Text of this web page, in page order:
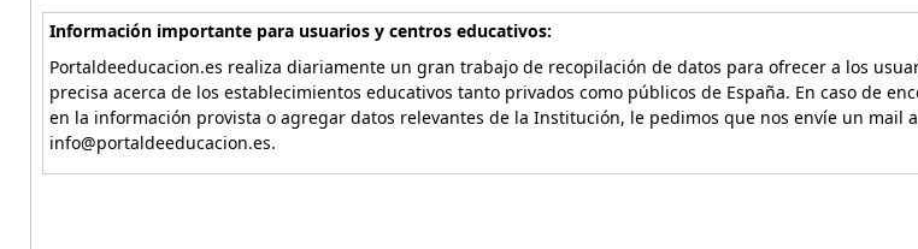
Información importante para usuarios y centros educativos:
Portaldeeducacion.es realiza diariamente un gran trabajo de recopilación de datos para ofrecer a los
precisa acerca de los establecimientos educativos tanto privados como públicos de España. En caso de
en la información provista o agregar datos relevantes de la Institución, le pedimos que nos envíe un mail a
info@portaldeeducacion.es.